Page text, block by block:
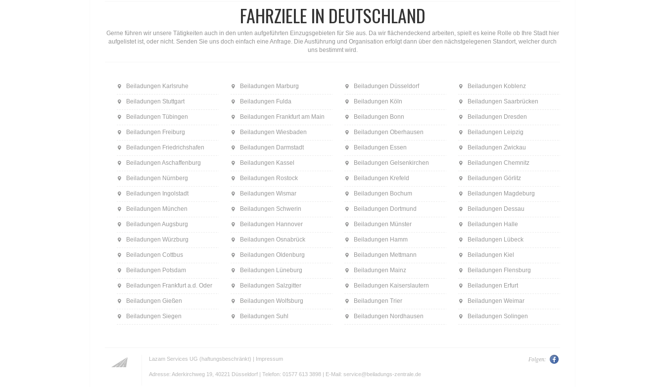
FAHRZIELE IN DEUTSCHLAND
Gerne führen wir unsere Tätigkeiten auch in den unten aufgeführten Einzugsgebieten für Sie aus. Da wir flächendeckend arbeiten, spielt es keine Rolle ob Ihre Stadt hier
aufgelistet ist, oder nicht. Senden Sie uns doch einfach eine Anfrage. Die Ausführung und Organisation erfolgt dann über den nächstgelegenen Standort, welcher durch
uns bestimmt wird.
Beiladungen Karlsruhe
Beiladungen Stuttgart
Beiladungen Tübingen
Beiladungen Freiburg
Beiladungen Friedrichshafen
Beiladungen Aschaffenburg
Beiladungen Nürnberg
Beiladungen Ingolstadt
Beiladungen München
Beiladungen Augsburg
Beiladungen Würzburg
Beiladungen Cottbus
Beiladungen Potsdam
Beiladungen Frankfurt a.d. Oder
Beiladungen Gießen
Beiladungen Siegen
Beiladungen Marburg
Beiladungen Fulda
Beiladungen Frankfurt am Main
Beiladungen Wiesbaden
Beiladungen Darmstadt
Beiladungen Kassel
Beiladungen Rostock
Beiladungen Wismar
Beiladungen Schwerin
Beiladungen Hannover
Beiladungen Osnabrück
Beiladungen Oldenburg
Beiladungen Lüneburg
Beiladungen Salzgitter
Beiladungen Wolfsburg
Beiladungen Suhl
Beiladungen Düsseldorf
Beiladungen Köln
Beiladungen Bonn
Beiladungen Oberhausen
Beiladungen Essen
Beiladungen Gelsenkirchen
Beiladungen Krefeld
Beiladungen Bochum
Beiladungen Dortmund
Beiladungen Münster
Beiladungen Hamm
Beiladungen Mettmann
Beiladungen Mainz
Beiladungen Kaiserslautern
Beiladungen Trier
Beiladungen Nordhausen
Beiladungen Koblenz
Beiladungen Saarbrücken
Beiladungen Dresden
Beiladungen Leipzig
Beiladungen Zwickau
Beiladungen Chemnitz
Beiladungen Görlitz
Beiladungen Magdeburg
Beiladungen Dessau
Beiladungen Halle
Beiladungen Lübeck
Beiladungen Kiel
Beiladungen Flensburg
Beiladungen Erfurt
Beiladungen Weimar
Beiladungen Solingen
Lazam Services UG (haftungsbeschränkt) | Impressum
Adresse: Aderkirchweg 19, 40221 Düsseldorf | Telefon: 01577 613 3898 | E-Mail: service@beiladungs-zentrale.de
Folgen: